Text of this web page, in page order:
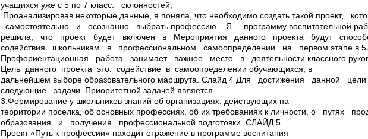
учащихся уже с 5 по 7 класс. склонностей,
Проанализировав некоторые данные, я поняла, что необходимо создать такой проект,
самостоятельно и осознанно выбрать профессию. Я программу воспитательной
решила, что проект будет включен в Мероприятия данного проекта будут
содействия школьникам в профессиональном самоопределении на первом этапе в 5­7
Профориентационная работа занимает важное место в деятельности классного
Цель данного проекта это: содействие в самоопределении обучающихся, в
дальнейшем выборе образовательного маршрута. Слайд 4 Для достижения данной
следующие задачи. Приоритетной задачей является
3.Формирование у школьников знаний об организациях, действующих на
территории поселка, об основных профессиях, об их требованиях к личности, о путях
образования и получения профессиональной подготовки. СЛАЙД 5
Проект «Путь к профессии» находит отражение в программе воспитания